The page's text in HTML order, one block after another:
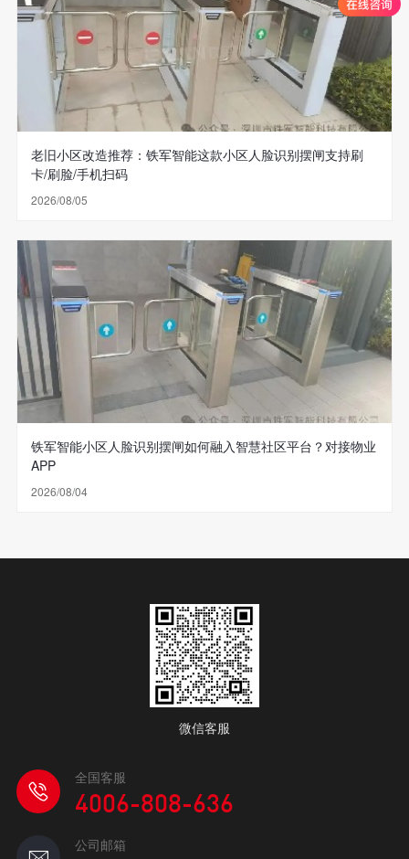
老旧小区改造推荐：铁军智能这款小区人脸识别摆闸支持刷
卡/刷脸/手机扫码
2026/08/05
铁军智能小区人脸识别摆闸如何融入智慧社区平台？对接物业
APP
2026/08/04
微信客服
全国客服
4006-808-636
公司邮箱